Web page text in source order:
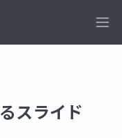
スライド